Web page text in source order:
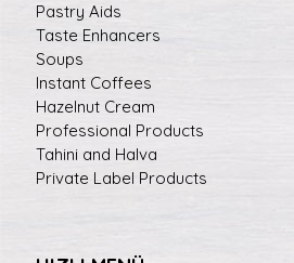
Pastry Aids
Taste Enhancers
Soups
Instant Coffees
Hazelnut Cream
Professional Products
Tahini and Halva
Private Label Products